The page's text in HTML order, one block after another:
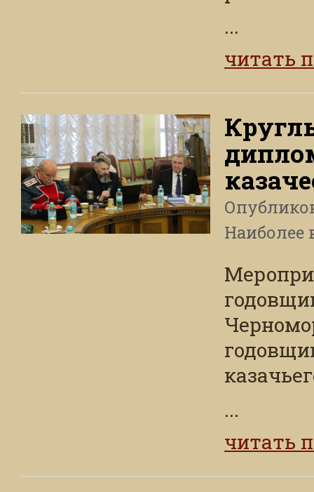
...
читать
Наиболее
...
читать